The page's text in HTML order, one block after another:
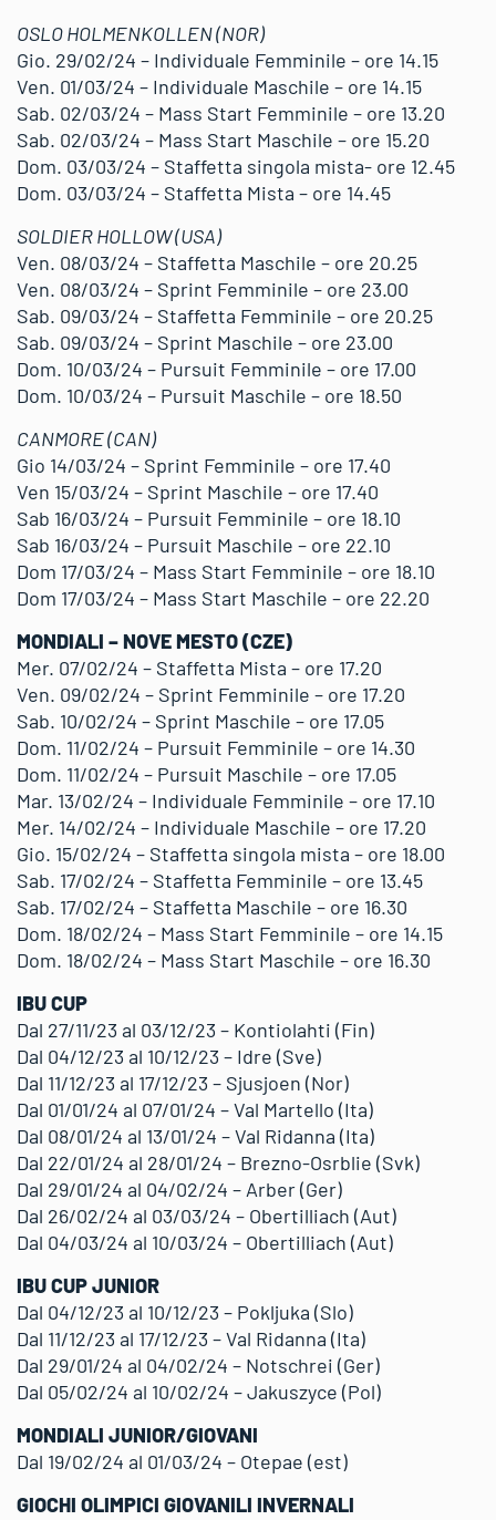
OSLO HOLMENKOLLEN (NOR)
Gio. 29/02/24 – Individuale Femminile – ore 14.15
Ven. 01/03/24 – Individuale Maschile – ore 14.15
Sab. 02/03/24 – Mass Start Femminile – ore 13.20
Sab. 02/03/24 – Mass Start Maschile – ore 15.20
Dom. 03/03/24 – Staffetta singola mista- ore 12.45
Dom. 03/03/24 – Staffetta Mista – ore 14.45
SOLDIER HOLLOW (USA)
Ven. 08/03/24 – Staffetta Maschile – ore 20.25
Ven. 08/03/24 – Sprint Femminile – ore 23.00
Sab. 09/03/24 – Staffetta Femminile – ore 20.25
Sab. 09/03/24 – Sprint Maschile – ore 23.00
Dom. 10/03/24 – Pursuit Femminile – ore 17.00
Dom. 10/03/24 – Pursuit Maschile – ore 18.50
CANMORE (CAN)
Gio 14/03/24 – Sprint Femminile – ore 17.40
Ven 15/03/24 – Sprint Maschile – ore 17.40
Sab 16/03/24 – Pursuit Femminile – ore 18.10
Sab 16/03/24 – Pursuit Maschile – ore 22.10
Dom 17/03/24 – Mass Start Femminile – ore 18.10
Dom 17/03/24 – Mass Start Maschile – ore 22.20
MONDIALI – NOVE MESTO (CZE)
Mer. 07/02/24 – Staffetta Mista – ore 17.20
Ven. 09/02/24 – Sprint Femminile – ore 17.20
Sab. 10/02/24 – Sprint Maschile – ore 17.05
Dom. 11/02/24 – Pursuit Femminile – ore 14.30
Dom. 11/02/24 – Pursuit Maschile – ore 17.05
Mar. 13/02/24 – Individuale Femminile – ore 17.10
Mer. 14/02/24 – Individuale Maschile – ore 17.20
Gio. 15/02/24 – Staffetta singola mista – ore 18.00
Sab. 17/02/24 – Staffetta Femminile – ore 13.45
Sab. 17/02/24 – Staffetta Maschile – ore 16.30
Dom. 18/02/24 – Mass Start Femminile – ore 14.15
Dom. 18/02/24 – Mass Start Maschile – ore 16.30
IBU CUP
Dal 27/11/23 al 03/12/23 – Kontiolahti (Fin)
Dal 04/12/23 al 10/12/23 – Idre (Sve)
Dal 11/12/23 al 17/12/23 – Sjusjoen (Nor)
Dal 01/01/24 al 07/01/24 – Val Martello (Ita)
Dal 08/01/24 al 13/01/24 – Val Ridanna (Ita)
Dal 22/01/24 al 28/01/24 – Brezno-Osrblie (Svk)
Dal 29/01/24 al 04/02/24 – Arber (Ger)
Dal 26/02/24 al 03/03/24 – Obertilliach (Aut)
Dal 04/03/24 al 10/03/24 – Obertilliach (Aut)
IBU CUP JUNIOR
Dal 04/12/23 al 10/12/23 – Pokljuka (Slo)
Dal 11/12/23 al 17/12/23 – Val Ridanna (Ita)
Dal 29/01/24 al 04/02/24 – Notschrei (Ger)
Dal 05/02/24 al 10/02/24 – Jakuszyce (Pol)
MONDIALI JUNIOR/GIOVANI
Dal 19/02/24 al 01/03/24 – Otepae (est)
GIOCHI OLIMPICI GIOVANILI INVERNALI